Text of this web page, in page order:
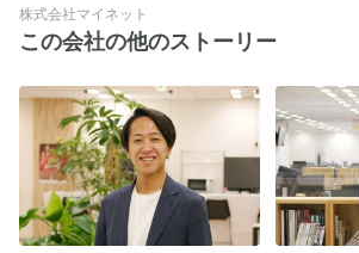
株式会社マイネット
この会社の他のストーリー